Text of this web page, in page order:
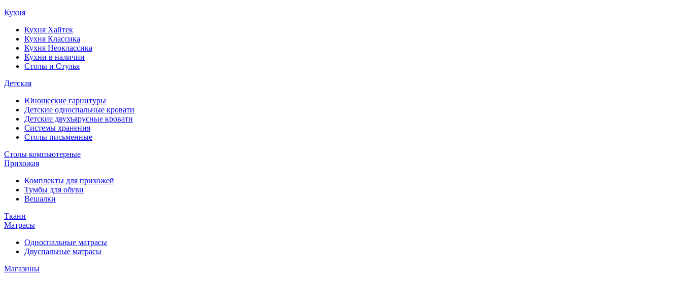
Кухня
Кухня Хайтек
Кухня Классика
Кухня Неоклассика
Кухни в наличии
Столы и Стулья
Детская
Юношеские гарнитуры
Детские односпальные кровати
Детские двухъярусные кровати
Системы хранения
Столы письменные
Столы компьютерные
Прихожая
Комплекты для прихожей
Тумбы для обуви
Вешалки
Ткани
Матрасы
Односпальные матрасы
Двуспальные матрасы
Магазины